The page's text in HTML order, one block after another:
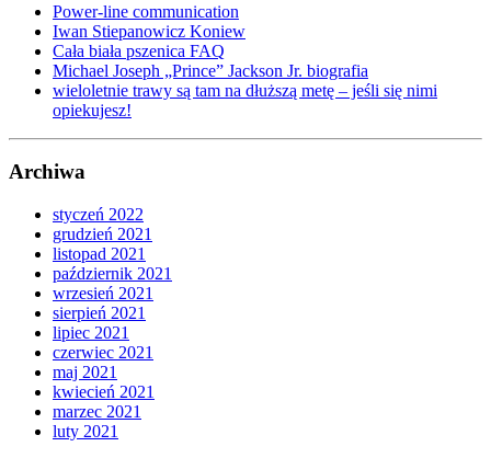
Power-line communication
Iwan Stiepanowicz Koniew
Cała biała pszenica FAQ
Michael Joseph „Prince” Jackson Jr. biografia
wieloletnie trawy są tam na dłuższą metę – jeśli się nimi
opiekujesz!
Archiwa
styczeń 2022
grudzień 2021
listopad 2021
październik 2021
wrzesień 2021
sierpień 2021
lipiec 2021
czerwiec 2021
maj 2021
kwiecień 2021
marzec 2021
luty 2021